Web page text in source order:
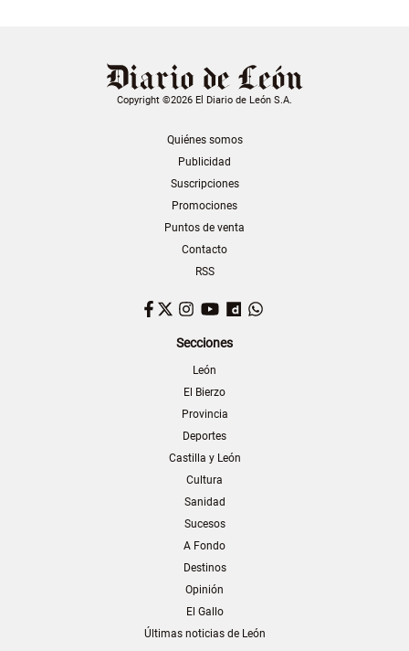
Copyright ©2026 El Diario de León S.A.
Quiénes somos
Publicidad
Suscripciones
Promociones
Puntos de venta
Contacto
RSS
Facebook
TwitterInstagram
YouTubeDailymotion
Secciones
León
El Bierzo
Provincia
Deportes
Castilla y León
Cultura
Sanidad
Sucesos
A Fondo
Destinos
Opinión
El Gallo
Últimas noticias de León